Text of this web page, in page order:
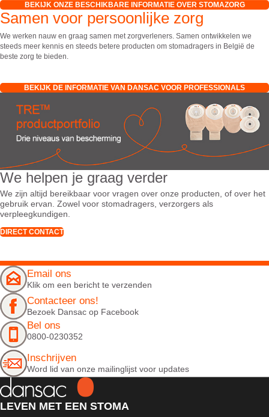
BEKIJK ONZE BESCHIKBARE INFORMATIE OVER STOMAZORG
Samen voor persoonlijke zorg
We werken nauw en graag samen met zorgverleners. Samen ontwikkelen we
steeds meer kennis en steeds betere producten om stomadragers in België de
beste zorg te bieden.
BEKIJK DE INFORMATIE VAN DANSAC VOOR PROFESSIONALS
We helpen je graag verder
We zijn altijd bereikbaar voor vragen over onze producten, of over het
gebruik ervan. Zowel voor stomadragers, verzorgers als
verpleegkundigen.
DIRECT CONTACT
Email ons
Klik om een bericht te verzenden
Contacteer ons!
Bezoek Dansac op Facebook
Bel ons
0800-0230352
Inschrijven
Word lid van onze mailinglijst voor updates
LEVEN MET EEN STOMA